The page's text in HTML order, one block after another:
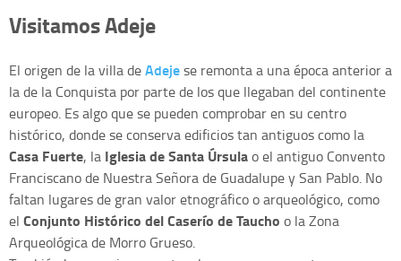
Visitamos Adeje
El origen de la villa deAdejese remonta a una época anterior a
la de la Conquista por parte de los que llegaban del continente
europeo. Es algo que se pueden comprobar en su centro
histórico, donde se conserva edificios tan antiguos como la
Casa Fuerte, la Iglesia de Santa Úrsulao el antiguo Convento
Franciscano de Nuestra Señora de Guadalupe y San Pablo. No
faltan lugares de gran valor etnográfico o arqueológico, como
el Conjunto Histórico del Caserío de Taucho o la Zona
Arqueológica de Morro Grueso.